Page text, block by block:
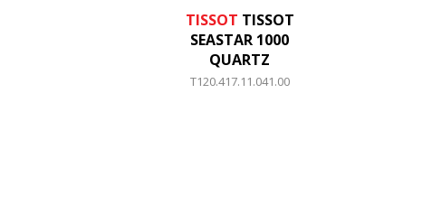
TISSOT TISSOT
SEASTAR 1000
QUARTZ
T120.417.11.041.00